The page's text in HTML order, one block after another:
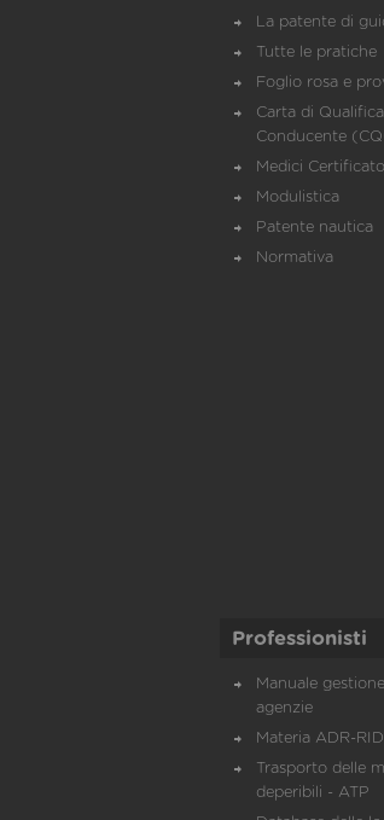
La patente di
Tutte le pratiche
Foglio rosa e
Carta di
Conducente
Medici
Modulistica
Patente nautica
Normativa
Professionisti
Manuale
agenzie
Materia ADR-
Trasporto delle
deperibili - ATP